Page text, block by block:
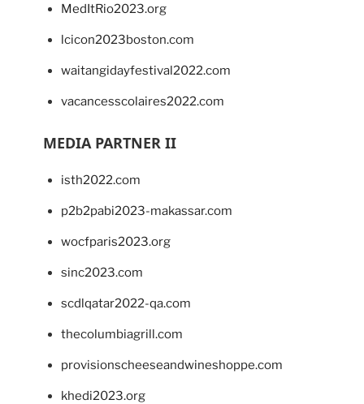
MedItRio2023.org
lcicon2023boston.com
waitangidayfestival2022.com
vacancesscolaires2022.com
MEDIA PARTNER II
isth2022.com
p2b2pabi2023-makassar.com
wocfparis2023.org
sinc2023.com
scdlqatar2022-qa.com
thecolumbiagrill.com
provisionscheeseandwineshoppe.com
khedi2023.org